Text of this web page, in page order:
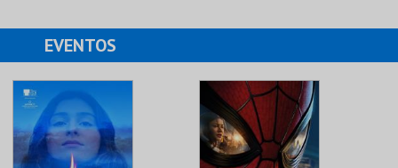
EVENTOS